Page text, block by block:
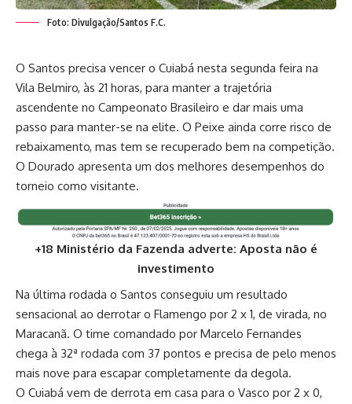
Foto: Divulgação/Santos F.C.
O Santos precisa vencer o Cuiabá nesta segunda feira na
Vila Belmiro, às 21 horas, para manter a trajetória
ascendente no Campeonato Brasileiro e dar mais uma
passo para manter-se na elite. O Peixe ainda corre risco de
rebaixamento, mas tem se recuperado bem na competição.
O Dourado apresenta um dos melhores desempenhos do
torneio como visitante.
+18 Ministério da Fazenda adverte: Aposta não é
investimento
Na última rodada o Santos conseguiu um resultado
sensacional ao derrotar o Flamengo por 2 x 1, de virada, no
Maracanã. O time comandado por Marcelo Fernandes
chega à 32ª rodada com 37 pontos e precisa de pelo menos
mais nove para escapar completamente da degola.
O Cuiabá vem de derrota em casa para o Vasco por 2 x 0,